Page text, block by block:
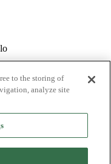
to the storing of
analyze site